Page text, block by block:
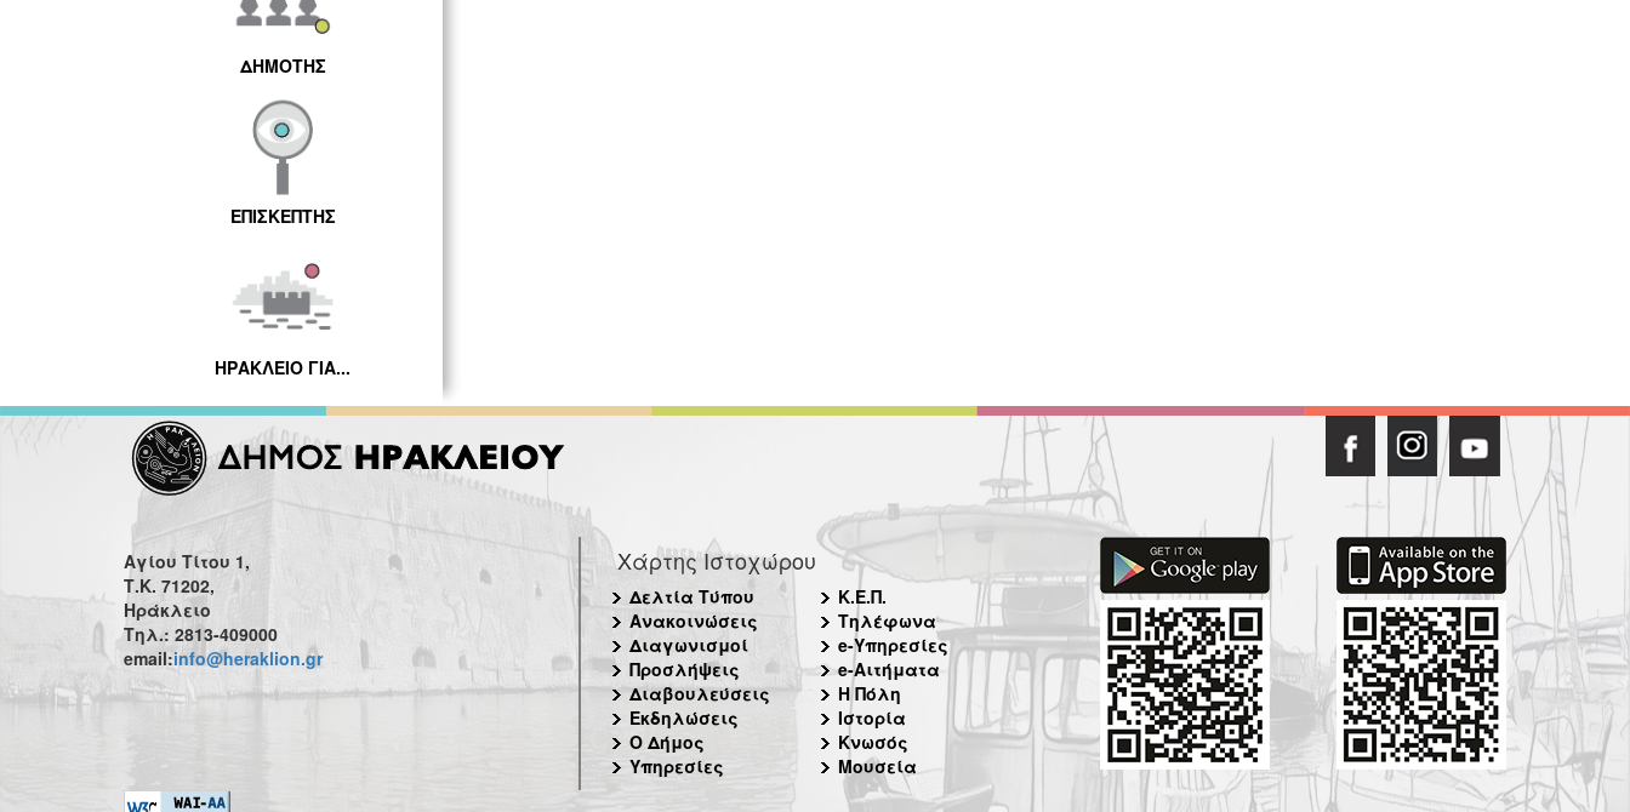
ΔΗΜΟΤΗΣ
ΕΠΙΣΚΕΠΤΗΣ
ΗΡΑΚΛΕΙΟ ΓΙΑ...
Αγίου Τίτου 1,
Τ.Κ. 71202,
Ηράκλειο
Τηλ.: 2813-409000
email:info@heraklion.gr
Χάρτης Ιστοχώρου
Δελτία Τύπου
Ανακοινώσεις
Διαγωνισμοί
Προσλήψεις
Διαβουλεύσεις
Εκδηλώσεις
Ο Δήμος
Υπηρεσίες
Κ.Ε.Π.
Τηλέφωνα
e-Υπηρεσίες
e-Αιτήματα
Η Πόλη
Ιστορία
Κνωσός
Μουσεία